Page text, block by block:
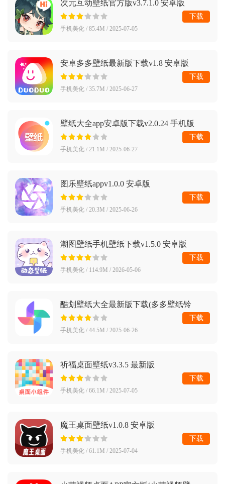
次元互动壁纸官方版v3.7.1.0 安卓版
手机美化 / 85.4M / 2025-07-05
下载
安卓多多壁纸最新版下载v1.8 安卓版
手机美化 / 35.7M / 2025-06-27
下载
壁纸大全app安卓版下载v2.0.24 手机版
手机美化 / 21.1M / 2025-06-27
下载
图乐壁纸appv1.0.0 安卓版
手机美化 / 20.3M / 2025-06-26
下载
潮图壁纸手机壁纸下载v1.5.0 安卓版
手机美化 / 114.9M / 2026-05-06
下载
酷划壁纸大全最新版下载(多多壁纸铃
声)v1.3.6 安卓版
手机美化 / 44.5M / 2025-06-26
下载
祈福桌面壁纸v3.3.5 最新版
手机美化 / 66.1M / 2025-07-05
下载
魔王桌面壁纸v1.0.8 安卓版
手机美化 / 61.1M / 2025-07-04
下载